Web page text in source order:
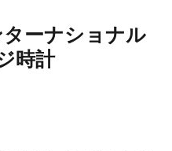
ーナショナル
時計